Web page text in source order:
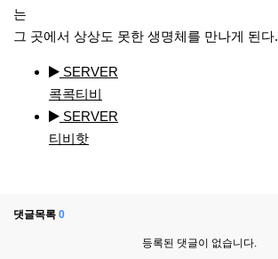
는
그 곳에서 상상도 못한 생명체를 만나게 된다.
SERVER
콕콕티비
SERVER
티비핫
댓글목록 0
등록된 댓글이 없습니다.